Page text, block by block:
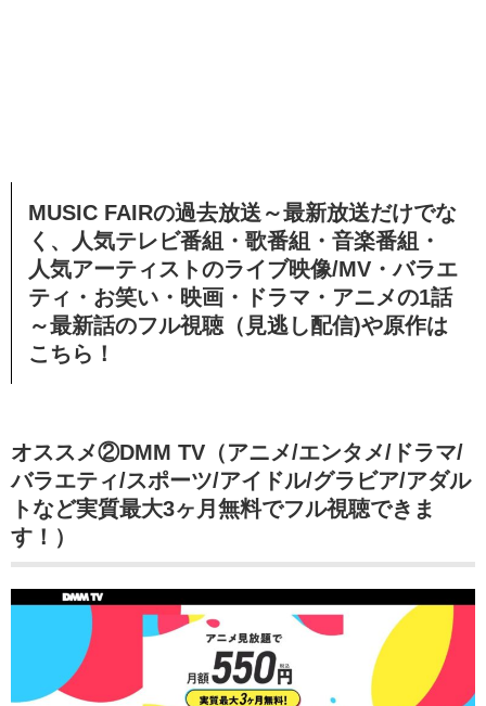
MUSIC FAIRの過去放送～最新放送だけでな
く、人気テレビ番組・歌番組・音楽番組・
人気アーティストのライブ映像/MV・バラエ
ティ・お笑い・映画・ドラマ・アニメの1話
～最新話のフル視聴（見逃し配信)や原作は
こちら！
オススメ②DMM TV（アニメ/エンタメ/ドラマ/
バラエティ/スポーツ/アイドル/グラビア/アダル
トなど実質最大3ヶ月無料でフル視聴できま
す！）